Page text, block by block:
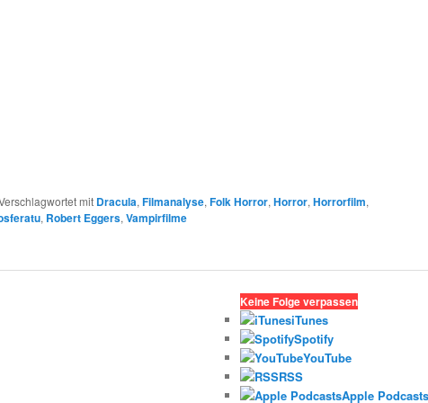
mit Dracula, Filmanalyse, Folk Horror, Horror, Horrorfilm,
, Robert Eggers, Vampirfilme
Keine Folge verpassen
iTunes
Spotify
YouTube
RSS
Apple